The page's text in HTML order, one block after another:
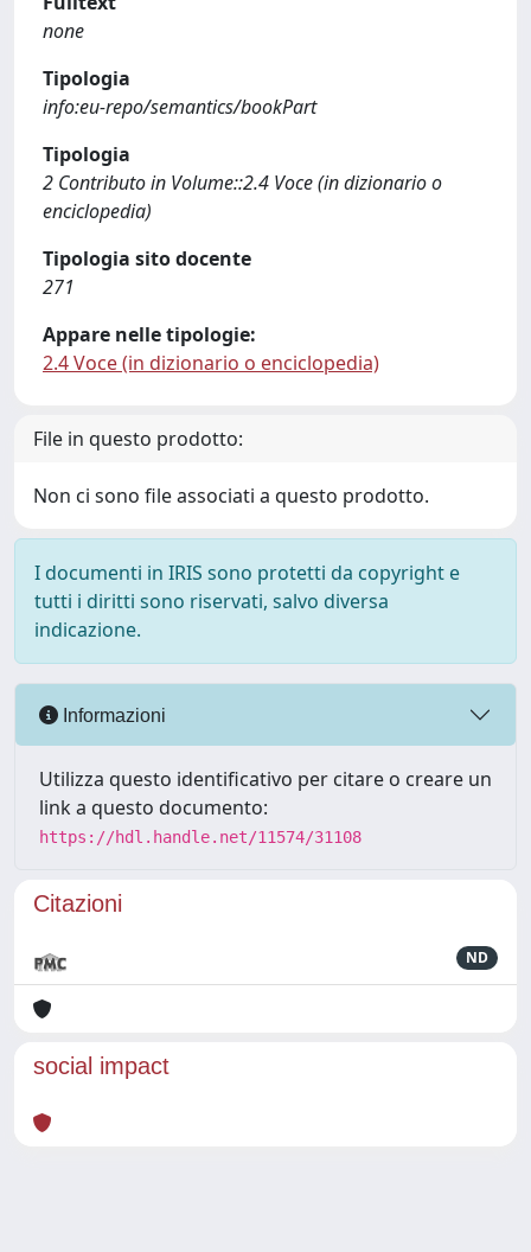
none
Tipologia
info:eu-repo/semantics/bookPart
Tipologia
2 Contributo in Volume::2.4 Voce (in dizionario o
enciclopedia)
Tipologia sito docente
271
Appare nelle tipologie:
2.4 Voce (in dizionario o enciclopedia)
File in questo prodotto:
Non ci sono file associati a questo prodotto.
I documenti in IRIS sono protetti da copyright e
tutti i diritti sono riservati, salvo diversa
indicazione.
Informazioni
Utilizza questo identificativo per citare o creare un
link a questo documento:
https://hdl.handle.net/11574/31108
Citazioni
ND
social impact